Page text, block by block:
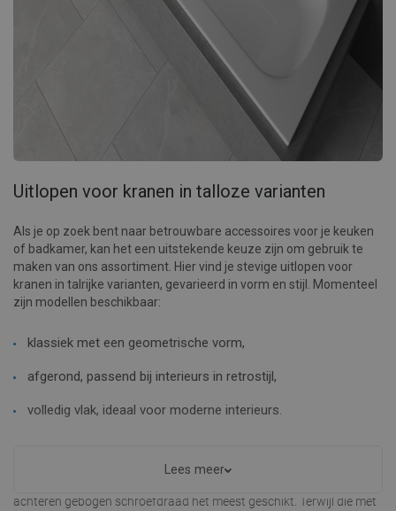
Uitlopen voor kranen in talloze varianten
Als je op zoek bent naar betrouwbare accessoires voor je keuken
of badkamer, kan het een uitstekende keuze zijn om gebruik te
maken van ons assortiment. Hier vind je stevige uitlopen voor
kranen in talrijke varianten, gevarieerd in vorm en stijl. Momenteel
zijn modellen beschikbaar:
klassiek met een geometrische vorm,
afgerond, passend bij interieurs in retrostijl,
volledig vlak, ideaal voor moderne interieurs.
kiezen. Uitlopen voor kranen moeten ook goed op het soort kraan
achteren gebogen schroefdraad het meest geschikt. Terwijl die met
Lees meer